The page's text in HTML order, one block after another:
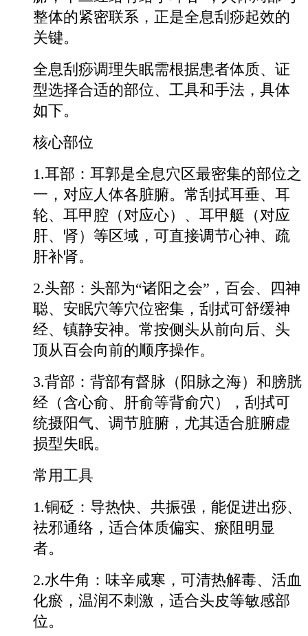
整体的紧密联系，正是全息刮痧起效的
关键。
全息刮痧调理失眠需根据患者体质、证
型选择合适的部位、工具和手法，具体
如下。
核心部位
1.耳部：耳郭是全息穴区最密集的部位之
一，对应人体各脏腑。常刮拭耳垂、耳
轮、耳甲腔（对应心）、耳甲艇（对应
肝、肾）等区域，可直接调节心神、疏
肝补肾。
2.头部：头部为“诸阳之会”，百会、四神
聪、安眠穴等穴位密集，刮拭可舒缓神
经、镇静安神。常按侧头从前向后、头
顶从百会向前的顺序操作。
3.背部：背部有督脉（阳脉之海）和膀胱
经（含心俞、肝俞等背俞穴），刮拭可
统摄阳气、调节脏腑，尤其适合脏腑虚
损型失眠。
常用工具
1.铜砭：导热快、共振强，能促进出痧、
祛邪通络，适合体质偏实、瘀阻明显
者。
2.水牛角：味辛咸寒，可清热解毒、活血
化瘀，温润不刺激，适合头皮等敏感部
位。